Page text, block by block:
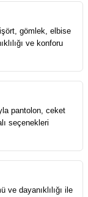
gömlek, elbise
ve konforu
pantolon, ceket
seçenekleri
ve dayanıklılığı ile